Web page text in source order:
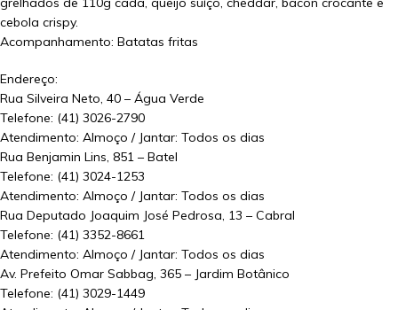
cebola crispy.
Acompanhamento: Batatas fritas
Endereço:
Rua Silveira Neto, 40 – Água Verde
Telefone: (41) 3026-2790
Atendimento: Almoço / Jantar: Todos os dias
Rua Benjamin Lins, 851 – Batel
Telefone: (41) 3024-1253
Atendimento: Almoço / Jantar: Todos os dias
Rua Deputado Joaquim José Pedrosa, 13 – Cabral
Telefone: (41) 3352-8661
Atendimento: Almoço / Jantar: Todos os dias
Av. Prefeito Omar Sabbag, 365 – Jardim Botânico
Telefone: (41) 3029-1449